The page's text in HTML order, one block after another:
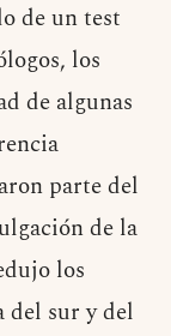
de un test
los
de algunas
parte del
de la
los
del sur y del